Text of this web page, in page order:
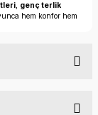
genç terlik
hem konfor hem